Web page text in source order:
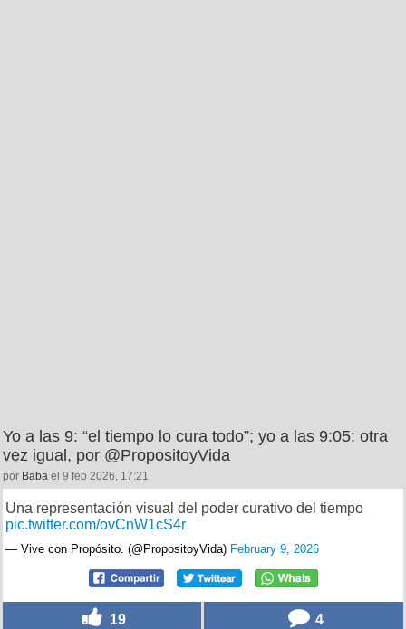
Yo a las 9: “el tiempo lo cura todo”; yo a las 9:05: otra
vez igual, por @PropositoyVida
por Baba el 9 feb 2026, 17:21
Una representación visual del poder curativo del tiempo
pic.twitter.com/ovCnW1cS4r
— Vive con Propósito. (@PropositoyVida) February 9, 2026
19 4